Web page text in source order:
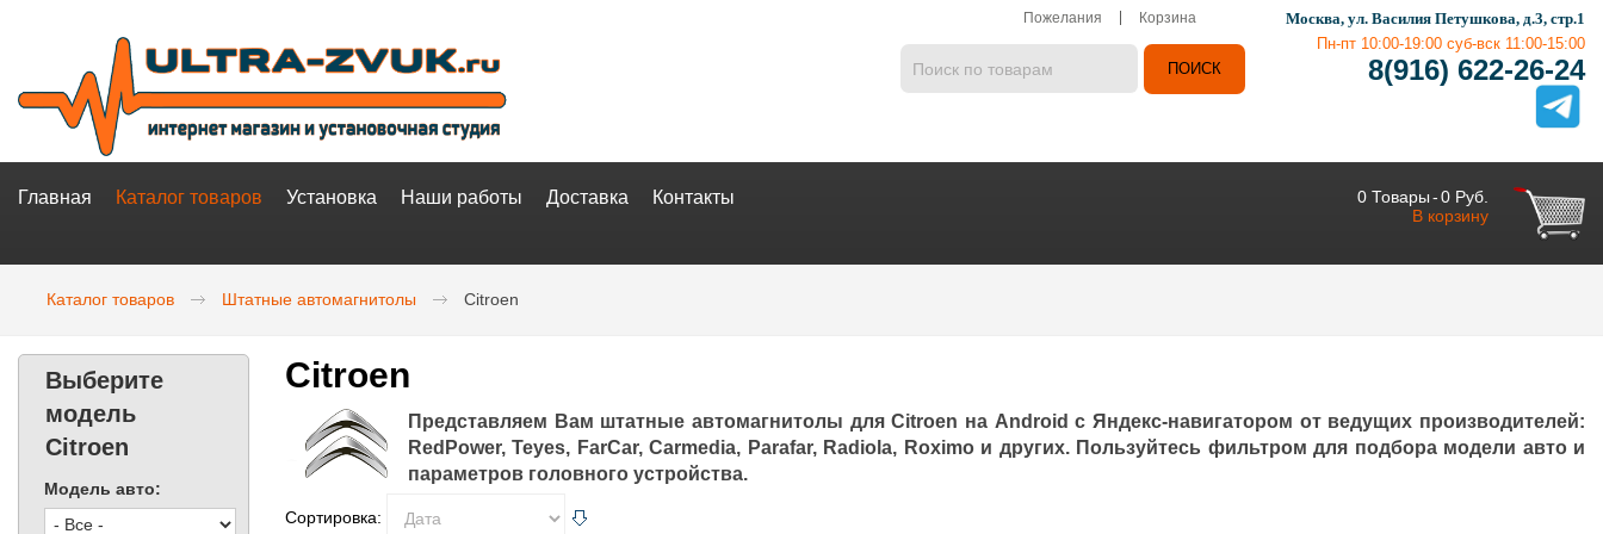
Москва, ул. Василия Петушкова, д.3, стр.1
Пожелания Корзина
Пн-пт 10:00-19:00 суб-вск 11:00-15:00
8(916) 622-26-24
Главная Каталог товаров Установка Наши работы Доставка Контакты 0 Товары-0 Руб.
В корзину
Каталог товаров Штатные автомагнитолы Citroen
Citroen
Представляем Вам штатные автомагнитолы для Citroen на Android с Яндекс-навигатором от ведущих производителей:
RedPower, Teyes, FarCar, Carmedia, Parafar, Radiola, Roximo и других. Пользуйтесь фильтром для подбора модели авто и
параметров головного устройства.
Сортировка:
Выберите
модель
Citroen
Модель авто: